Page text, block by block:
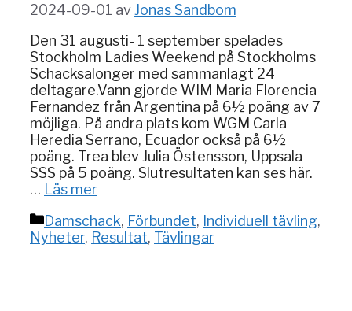
2024-09-01 avJonas Sandbom
Den 31 augusti- 1 september spelades
Stockholm Ladies Weekend på Stockholms
Schacksalonger med sammanlagt 24
deltagare.Vann gjorde WIM Maria Florencia
Fernandez från Argentina på 6½ poäng av 7
möjliga. På andra plats kom WGM Carla
Heredia Serrano, Ecuador också på 6½
poäng. Trea blev Julia Östensson, Uppsala
SSS på 5 poäng. Slutresultaten kan ses här.
… Läs mer
Kategorier
Damschack, Förbundet, Individuell tävling,
Nyheter, Resultat, Tävlingar